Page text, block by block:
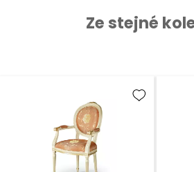
Ze stejné